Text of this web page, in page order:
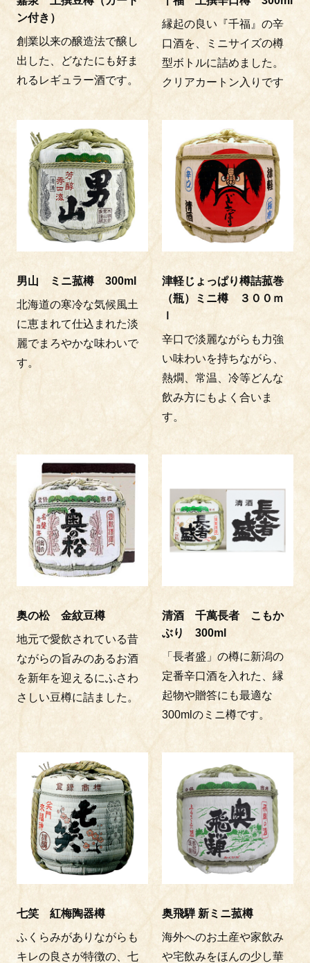
ン付き）
創業以来の醸造法で醸し
出した、どなたにも好ま
れるレギュラー酒です。
縁起の良い『千福』の辛
口酒を、ミニサイズの樽
型ボトルに詰めました。
クリアカートン入りです
男山 ミニ菰樽 300ml
北海道の寒冷な気候風土
に恵まれて仕込まれた淡
麗でまろやかな味わいで
す。
津軽じょっぱり樽詰菰巻
（瓶）ミニ樽 ３００ｍ
ｌ
辛口で淡麗ながらも力強
い味わいを持ちながら、
熱燗、常温、冷等どんな
飲み方にもよく合いま
す。
奥の松 金紋豆樽
地元で愛飲されている昔
ながらの旨みのあるお酒
を新年を迎えるにふさわ
さしい豆樽に詰ました。
清酒 千萬長者 こもか
ぶり 300ml
「長者盛」の樽に新潟の
定番辛口酒を入れた、縁
起物や贈答にも最適な
300mlのミニ樽です。
七笑 紅梅陶器樽
ふくらみがありながらも
キレの良さが特徴の、七
奥飛騨 新ミニ菰樽
海外へのお土産や家飲み
や宅飲みをほんの少し華